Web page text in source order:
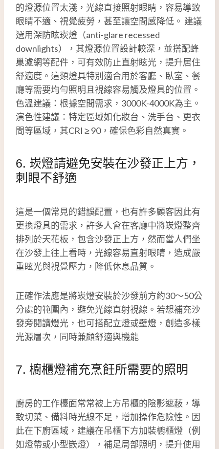
的燈源位置太淺，光線直接照射眼睛，容易導致
眼睛不適、視覺疲勞，甚至讓空間感降低。 建議
選用深防眩崁燈（anti-glare recessed
downlights），其燈源位置設計較深，並搭配蜂
巢濾網等配件，可有效防止直射眩光，提升居住
舒適度。這類燈具特別適合用於客廳、臥室、餐
廳等需要均勻照明且視線容易觸及燈具的位置。
色溫建議：根據空間需求，3000K-4000K為主。
演色性建議：特定區域如化妝台、洗手台、更衣
間等區域，其CRI ≥ 90，確保色彩自然真實。
6. 崁燈請避免安裝在沙發正上方，
刺眼不舒適
這是一個常見的錯誤配置，也有許多顧客因此有
更換燈具的需求，許多人會在客廳中將崁燈整齊
排列於天花板，包含沙發正上方，然而當人們坐
在沙發上往上看時，光線容易直射眼睛，造成嚴
重眩光與視覺壓力，降低休息品質。
正確作法應是將崁燈安裝於沙發前方約30～50公
分處的範圍內，避免光線直射視線。若想補充沙
發旁閱讀燈光，也可搭配立燈或壁燈，創造多樣
光源層次，同時兼顧舒適與機能
7. 櫥櫃燈補充烹飪所需要的照明
廚房的工作檯面常常被上方吊櫃的陰影遮蔽，導
致切菜、備料時光線不足，增加操作危險性。因
此在下廚區域，建議在吊櫃下方加裝櫥櫃燈（例
如燈帶或小型嵌燈），補足局部照明，提升使用